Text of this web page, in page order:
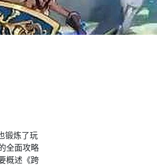
锻炼了玩
全面攻略
概述《跨